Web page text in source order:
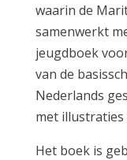
waarin de
samenwerkt
jeugdboek
van de
Nederlands
met illustraties
Het boek is